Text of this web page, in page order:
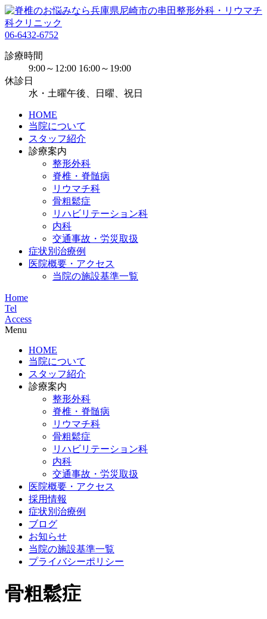
06-6432-6752
診療時間
9:00～12:00 16:00～19:00
休診日
水・土曜午後、日曜、祝日
HOME
当院について
スタッフ紹介
診療案内
整形外科
脊椎・脊髄病
リウマチ科
骨粗鬆症
リハビリテーション科
内科
交通事故・労災取扱
症状別治療例
医院概要・アクセス
当院の施設基準一覧
Home
Tel
Access
Menu
HOME
当院について
スタッフ紹介
診療案内
整形外科
脊椎・脊髄病
リウマチ科
骨粗鬆症
リハビリテーション科
内科
交通事故・労災取扱
医院概要・アクセス
採用情報
症状別治療例
ブログ
お知らせ
当院の施設基準一覧
プライバシーポリシー
骨粗鬆症